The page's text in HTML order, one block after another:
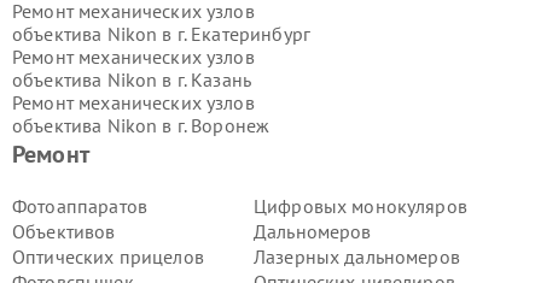
Ремонт
Фотоаппаратов
Объективов
Оптических прицелов
Цифровых монокуляров
Дальномеров
Лазерных дальномеров
Ремонт механических узлов
объектива Nikon в г. Екатеринбург
Ремонт механических узлов
объектива Nikon в г. Казань
Ремонт механических узлов
объектива Nikon в г. Воронеж
Ремонт механических узлов
Ремонт механических узлов
объектива Nikon в г.
Самара
Ремонт механических узлов
объектива Nikon в г.Пермь